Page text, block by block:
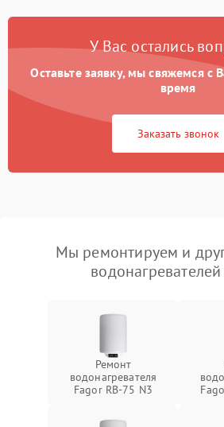
У Вас остались
Оставьте заявку, мы свяжемся с
время
Заказать звонок
Мы ремонтируем и
Ремонт
водонагревателя
Fagor RB-75 N3